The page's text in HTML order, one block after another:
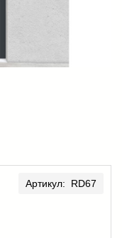
Артикул: RD67